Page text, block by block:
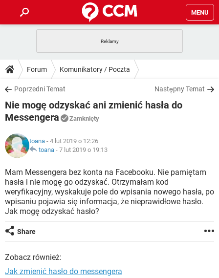
MENU
GRY WHATSAPP
SPOTIFY
INSTAGRAM FACEBOOK
WINDOWS 10
PORADY
PlayStation TIKTOK
SPOTIFY
WINDOWS 10
DO POBRANIA
ANDROID TIKTOK
GRY
IOS
INSTAGRAM
WINDOWS 10
FORUM
GRY
INSTAGRAM FACEBOOK
WINDOWS 10
ARTYKUŁY
COVID-19
GRY WHATSAPP
SPOTIFY NETFLIX
INSTAGRAM FACEBOOK
Forum Komunikatory / Poczta
Poprzedni Temat Następny Temat
Nie mogę odzyskać ani zmienić hasła do
Messengera
Zamknięty
toana - 4 lut 2019 o 12:26
toana - 7 lut 2019 o 19:13
Mam Messengera bez konta na Facebooku. Nie pamiętam
hasła i nie mogę go odzyskać. Otrzymałam kod
weryfikacyjny, wyskakuje pole do wpisania nowego hasła, po
wpisaniu pojawia się informacja, że nieprawidłowe hasło.
Jak mogę odzyskać hasło?
Share
Zobacz również:
Jak zmienić hasło do messengera